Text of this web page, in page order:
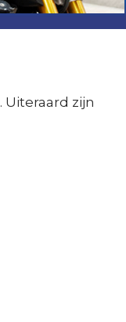
. Uiteraard zijn